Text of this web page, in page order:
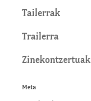
Tailerrak
Trailerra
Zinekontzertuak
Meta